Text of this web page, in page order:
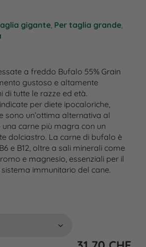
gigante, Per taglia grande,
a freddo Bufalo 55% Grain
gustoso e altamente
di tutte le razze ed età.
per diete ipocaloriche,
sono un’ottima alternativa al
carne più magra con un
dolciastro. La carne di bufalo è
e B12, oltre a sali minerali come
e magnesio, essenziali per il
immunitario del cane.